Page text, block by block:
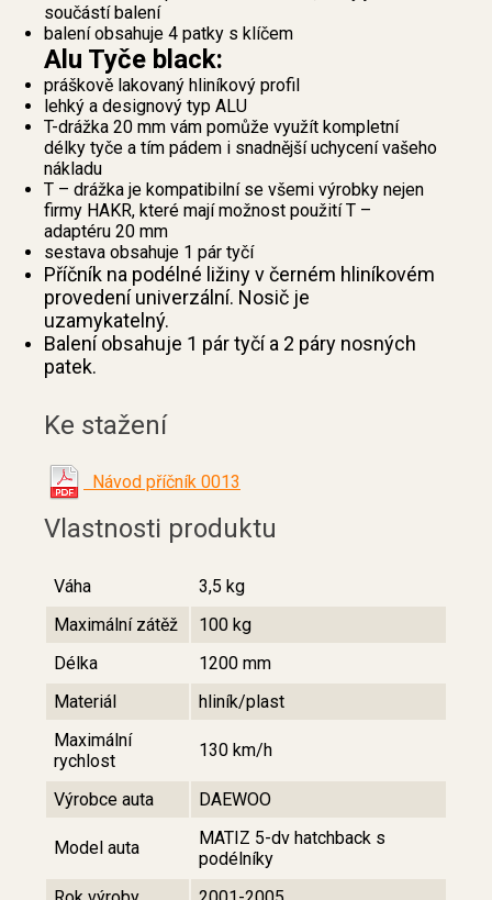
součástí balení
balení obsahuje 4 patky s klíčem
Alu Tyče black:
práškově lakovaný hliníkový profil
lehký a designový typ ALU
T-drážka 20 mm vám pomůže využít kompletní
délky tyče a tím pádem i snadnější uchycení vašeho
nákladu
T – drážka je kompatibilní se všemi výrobky nejen
firmy HAKR, které mají možnost použití T –
adaptéru 20 mm
sestava obsahuje 1 pár tyčí
Příčník na podélné ližiny v černém hliníkovém
provedení univerzální. Nosič je
uzamykatelný.
Balení obsahuje 1 pár tyčí a 2 páry nosných
patek.
Ke stažení
Návod příčník 0013
Vlastnosti produktu
Váha
3,5 kg
Maximální zátěž
100 kg
Délka
1200 mm
Materiál
hliník/plast
Maximální
rychlost
130 km/h
Výrobce auta DAEWOO
Model auta
MATIZ 5-dv hatchback s
podélníky